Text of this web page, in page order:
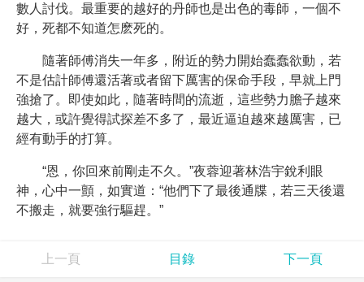
數人討伐。最重要的越好的丹師也是出色的毒師，一個不
好，死都不知道怎麽死的。
隨著師傅消失一年多，附近的勢力開始蠢蠢欲動，若
不是估計師傅還活著或者留下厲害的保命手段，早就上門
強搶了。即使如此，隨著時間的流逝，這些勢力膽子越來
越大，或許覺得試探差不多了，最近逼迫越來越厲害，已
經有動手的打算。
“恩，你回來前剛走不久。”夜蓉迎著林浩宇銳利眼
神，心中一顫，如實道：“他們下了最後通牒，若三天後還
不搬走，就要強行驅趕。”
上一頁 目錄 下一頁